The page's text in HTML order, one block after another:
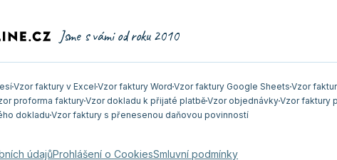
Jsme s vámi od roku 2010
Vzor faktury v Excel Vzor faktury Word Vzor faktury Google Sheets Vzor
proforma fakturyVzor dokladu k přijaté platběVzor objednávkyVzor faktury
dokladu Vzor faktury s přenesenou daňovou povinností
údajůProhlášení o CookiesSmluvní podmínky